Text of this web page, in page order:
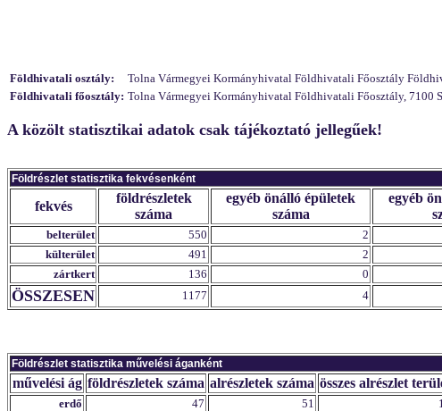
Földhivatali osztály:
Tolna Vármegyei Kormányhivatal Földhivatali Főosztály
Földhivatali főosztály: Tolna Vármegyei Kormányhivatal Földhivatali Főosztály, 7100
A közölt statisztikai adatok csak tájékoztató jellegűek!
Földrészlet statisztika fekvésenként
fekvés
földrészletek
száma
egyéb önálló épületek
száma
egyéb
belterület 550 2
külterület
491 2
zártkert
136 0
ÖSSZESEN 1177 4
Földrészlet statisztika művelési áganként
művelési ág földrészletek száma alrészletek száma összes alrészlet
erdő 47 51